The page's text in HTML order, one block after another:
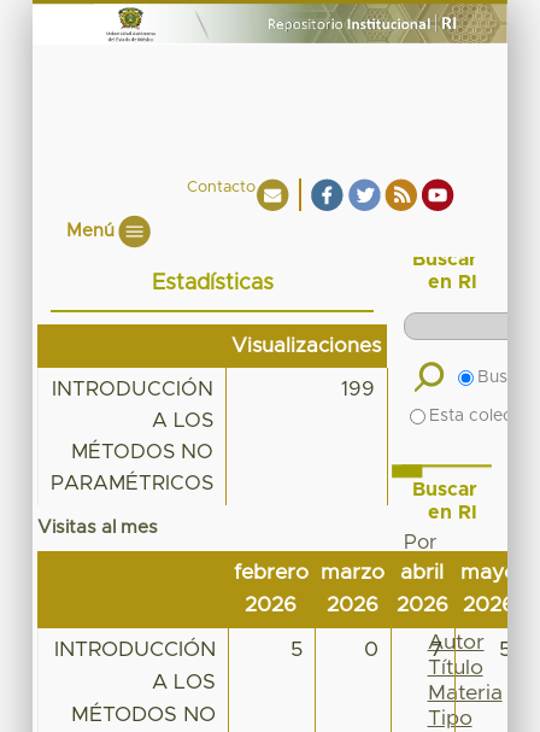
Contacto
Menú
Estadísticas
Visualizaciones
INTRODUCCIÓN
A LOS
MÉTODOS NO
PARAMÉTRICOS
199
Visitas al mes
febrero
2026
marzo
2026
abril
2026
mayo
2026
INTRODUCCIÓN
A LOS
MÉTODOS NO
5 0 7 5
Buscar
en RI
Buscar
Esta
Buscar
en RI
Por
Fecha
de
publicación
Autor
Título
Materia
Tipo